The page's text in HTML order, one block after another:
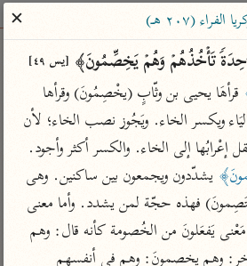
في نشر القرآن والعلم الشرعي
القرآني
علوم مصاحف معاجم
Type 2 or more
البيان للقنوجي
معاصرة
الميسر
(٢٠٧ هـ)
✕
ٰ⁠حِدَةࣰ تَأۡخُذُهُمۡ وَهُمۡ یَخِصِّمُونَ﴾ [يس ٤٩]